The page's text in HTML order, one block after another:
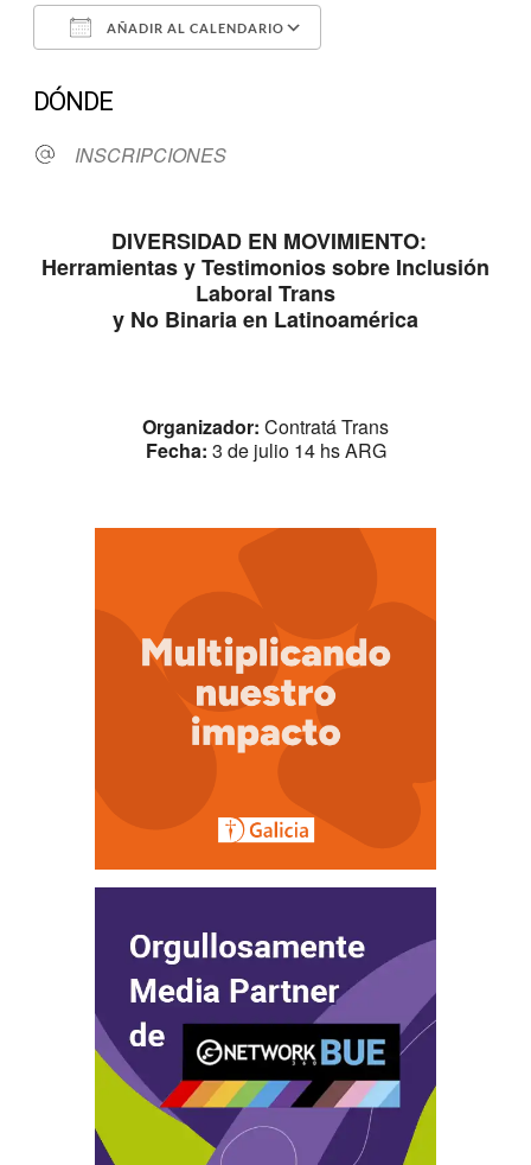
AÑADIR AL CALENDARIO
DÓNDE
INSCRIPCIONES
DIVERSIDAD EN MOVIMIENTO:
Herramientas y Testimonios sobre Inclusión
Laboral Trans
y No Binaria en Latinoamérica
Organizador: Contratá Trans
Fecha: 3 de julio 14 hs ARG